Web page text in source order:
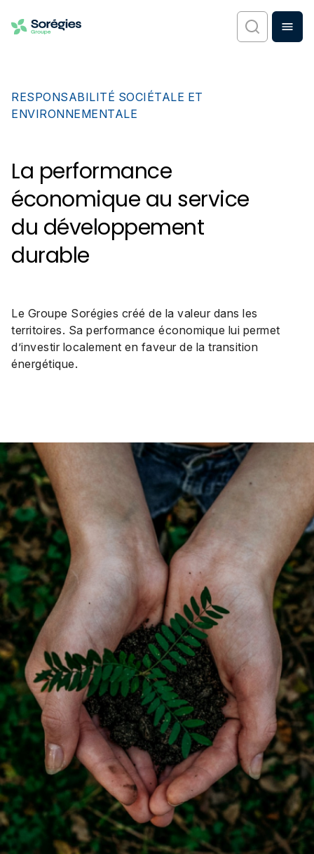
RESPONSABILITÉ SOCIÉTALE ET
ENVIRONNEMENTALE
La performance
économique au service
du développement
durable
Le Groupe Sorégies créé de la valeur dans les
territoires. Sa performance économique lui permet
d’investir localement en faveur de la transition
énergétique.